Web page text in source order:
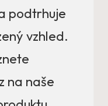
podtrhuje
vzhled.
na naše